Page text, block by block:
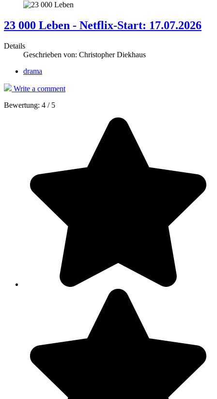
23 000 Leben - Netflix-Start: 17.07.2026
Details
Geschrieben von: Christopher Diekhaus
drama
Write a comment
Bewertung: 4 / 5